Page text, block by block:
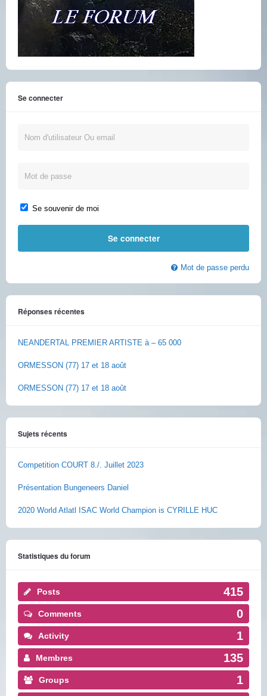
Se connecter
Se souvenir de moi
Mot de passe perdu
Réponses récentes
NEANDERTAL PREMIER ARTISTE à – 65 000
ORMESSON (77) 17 et 18 août
ORMESSON (77) 17 et 18 août
Sujets récents
Competition COURT 8./. Juillet 2023
Présentation Bungeneers Daniel
2020 World Atlatl ISAC World Champion is CYRILLE HUC
Statistiques du forum
Posts 415
Comments 0
Activity 1
Membres 135
Groups
1